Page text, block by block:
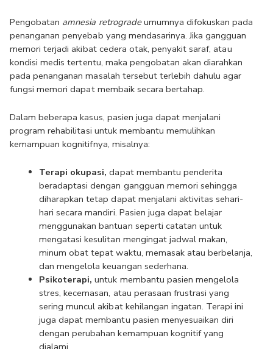
Pengobatan amnesia retrograde umumnya difokuskan pada
penanganan penyebab yang mendasarinya. Jika gangguan
memori terjadi akibat cedera otak, penyakit saraf, atau
kondisi medis tertentu, maka pengobatan akan diarahkan
pada penanganan masalah tersebut terlebih dahulu agar
fungsi memori dapat membaik secara bertahap.
Dalam beberapa kasus, pasien juga dapat menjalani
program rehabilitasi untuk membantu memulihkan
kemampuan kognitifnya, misalnya:
Terapi okupasi, dapat membantu penderita
beradaptasi dengan gangguan memori sehingga
diharapkan tetap dapat menjalani aktivitas sehari-
hari secara mandiri. Pasien juga dapat belajar
menggunakan bantuan seperti catatan untuk
mengatasi kesulitan mengingat jadwal makan,
minum obat tepat waktu, memasak atau berbelanja,
dan mengelola keuangan sederhana.
Psikoterapi, untuk membantu pasien mengelola
stres, kecemasan, atau perasaan frustrasi yang
sering muncul akibat kehilangan ingatan. Terapi ini
juga dapat membantu pasien menyesuaikan diri
dengan perubahan kemampuan kognitif yang
dialami.